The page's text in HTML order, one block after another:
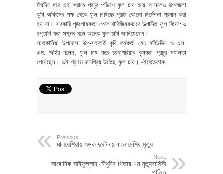
দীর্ঘদিন ধরে এই গ্রামে প্রচুর পরিমাণ ফুল চাষ হয়ে আসলেও উপজেলা
কৃষি অফিসের পক্ষ থেকে ফুল চাষিদের প্রতি কোনো নির্দেশনা প্রদান করা
হয় না। সরকারি পৃষ্ঠপোষকতা পেলে বাণিজ্যিকভাবে উত্পাদিত ফুল বিদেশেও
রপ্তানি করা সম্ভব বলে অনেক ফুল চাষি জানিয়েছেন।
সাতকানিয়া উপজেলা উপ-সহকারী কৃষি কর্মকর্তা মোঃ মহিউদ্দিন ও এস.
এম. জহির বলেন, ফুল চাষ করে চরখাগরিয়ার কৃষকরা প্রচুর সফলতা
পেয়েছেন। ওই গ্রামে জনপ্রিয় উঠেছে ফুল চাষ। -ইত্তেফাক
Previous:
মালয়েশিয়ায় সড়ক দুর্ঘটনায় বাংলাদেশির মৃত্যু
Next:
সাংবাদিক সাইফুল্লাহ চৌধুরীর পিতার ৭ম মৃত্যুবার্ষিকী
পালিত